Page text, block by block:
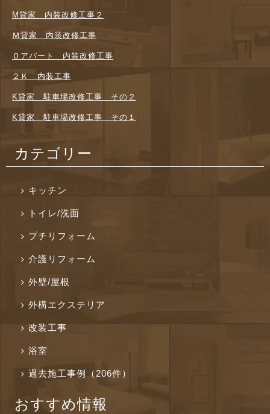
M貸家 内装改修工事２
Ｍ貸家 内装改修工事
Ｏアパート 内装改修工事
２Ｋ 内装工事
K貸家 駐車場改修工事 その２
K貸家 駐車場改修工事 その１
カテゴリー
キッチン
トイレ/洗面
プチリフォーム
介護リフォーム
外壁/屋根
外構エクステリア
改装工事
浴室
過去施工事例（206件）
おすすめ情報